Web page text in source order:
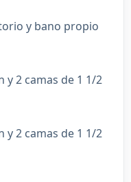
y bano propio
y 2 camas de 1 1/2
y 2 camas de 1 1/2